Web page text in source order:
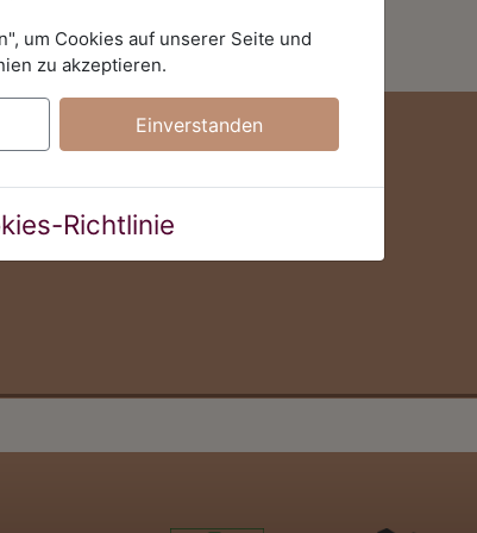
um Cookies auf unserer Seite und
zu akzeptieren.
Einverstanden
Richtlinie